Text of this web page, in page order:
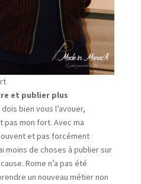
et publier plus
bien vous l’avouer,
pas mon fort. Avec ma
et pas forcément
moins de choses à publier sur
Rome n’a pas été
un nouveau métier non